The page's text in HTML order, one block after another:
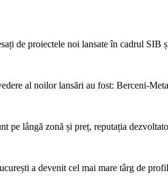
de proiectele noi lansate în cadrul SIB
al noilor lansări au fost: Berceni-
pe lângă zonă și preț, reputația
a devenit cel mai mare târg de